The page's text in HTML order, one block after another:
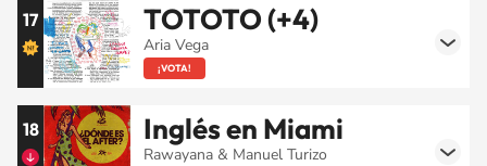
17 TOTOTO (+4)
Aria Vega
¡VOTA!
18 Inglés en Miami
Rawayana & Manuel Turizo